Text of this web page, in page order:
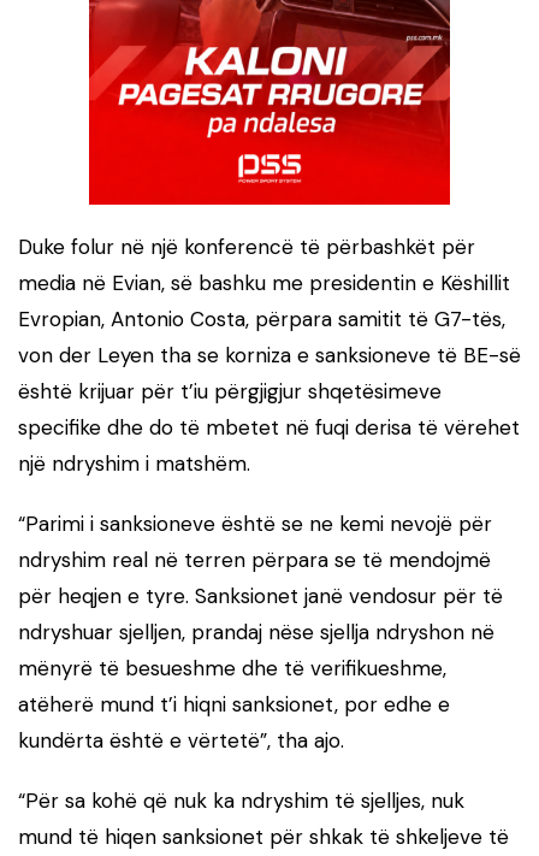
Duke folur në një konferencë të përbashkët për
media në Evian, së bashku me presidentin e Këshillit
Evropian, Antonio Costa, përpara samitit të G7-tës,
von der Leyen tha se korniza e sanksioneve të BE-së
është krijuar për t’iu përgjigjur shqetësimeve
specifike dhe do të mbetet në fuqi derisa të vërehet
një ndryshim i matshëm.
“Parimi i sanksioneve është se ne kemi nevojë për
ndryshim real në terren përpara se të mendojmë
për heqjen e tyre. Sanksionet janë vendosur për të
ndryshuar sjelljen, prandaj nëse sjellja ndryshon në
mënyrë të besueshme dhe të verifikueshme,
atëherë mund t’i hiqni sanksionet, por edhe e
kundërta është e vërtetë”, tha ajo.
“Për sa kohë që nuk ka ndryshim të sjelljes, nuk
mund të hiqen sanksionet për shkak të shkeljeve të